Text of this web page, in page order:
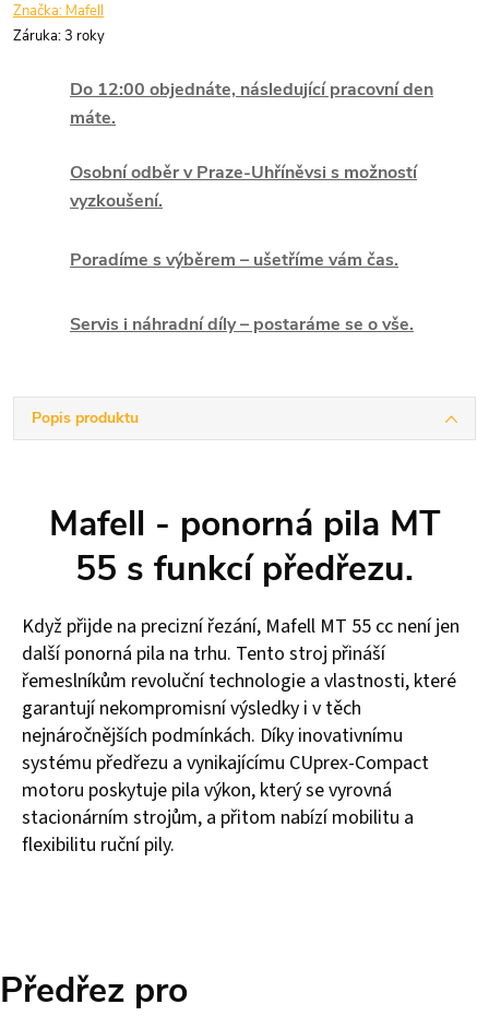
Značka: Mafell
Záruka:3 roky
Do 12:00 objednáte, následující pracovní den
máte.
Osobní odběr v Praze-Uhříněvsi s možností
vyzkoušení.
Poradíme s výběrem – ušetříme vám čas.
Servis i náhradní díly – postaráme se o vše.
Popis produktu
Mafell - ponorná pila MT
55 s funkcí předřezu.
Když přijde na precizní řezání, Mafell MT 55 cc není jen
další ponorná pila na trhu. Tento stroj přináší
řemeslníkům revoluční technologie a vlastnosti, které
garantují nekompromisní výsledky i v těch
nejnáročnějších podmínkách. Díky inovativnímu
systému předřezu a vynikajícímu CUprex-Compact
motoru poskytuje pila výkon, který se vyrovná
stacionárním strojům, a přitom nabízí mobilitu a
flexibilitu ruční pily.
Předřez pro